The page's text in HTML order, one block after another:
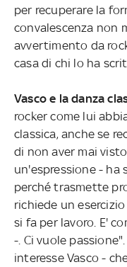
per recuperare la
convalescenza non
avvertimento da
casa di chi lo ha
Vasco e la danza
rocker come lui
classica, anche se
di non aver mai
un'espressione - ha
perché trasmette
richiede un
si fa per lavoro. E'
-. Ci vuole
interesse Vasco -